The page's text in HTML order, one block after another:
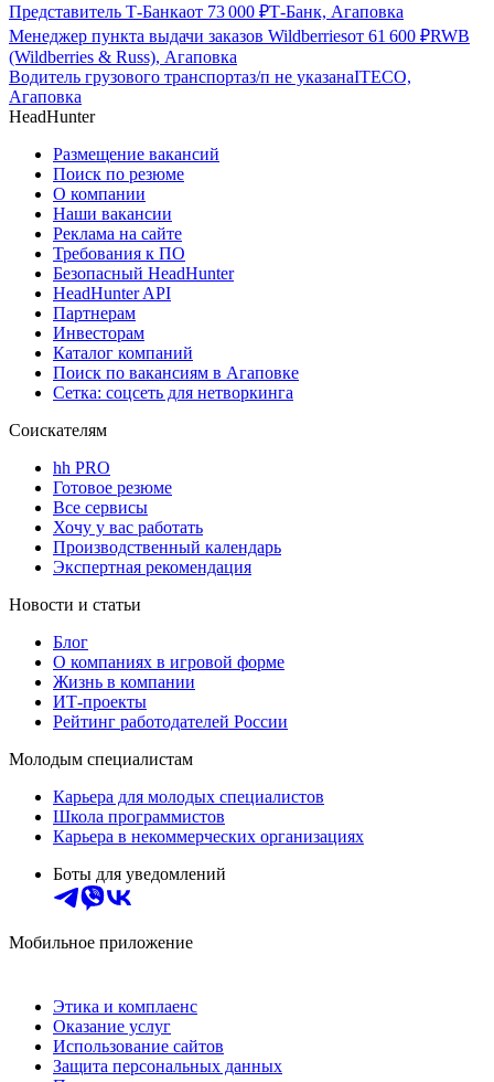
Представитель Т-Банкаот 73 000 ₽Т-Банк, Агаповка
Менеджер пункта выдачи заказов Wildberriesот 61 600 ₽RWB
(Wildberries & Russ), Агаповка
Водитель грузового транспортаз/п не указанаITECO,
Агаповка
HeadHunter
Размещение вакансий
Поиск по резюме
О компании
Наши вакансии
Реклама на сайте
Требования к ПО
Безопасный HeadHunter
HeadHunter API
Партнерам
Инвесторам
Каталог компаний
Поиск по вакансиям в Агаповке
Сетка: соцсеть для нетворкинга
Соискателям
hh PRO
Готовое резюме
Все сервисы
Хочу у вас работать
Производственный календарь
Экспертная рекомендация
Новости и статьи
Блог
О компаниях в игровой форме
Жизнь в компании
ИТ-проекты
Рейтинг работодателей России
Молодым специалистам
Карьера для молодых специалистов
Школа программистов
Карьера в некоммерческих организациях
Боты для уведомлений
Мобильное приложение
Этика и комплаенс
Оказание услуг
Использование сайтов
Защита персональных данных